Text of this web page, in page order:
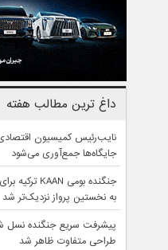
داغ ترین مطالب هفته
نایب‌رئیس کمیسیون
جایگاه‌ها جمع‌آوری می‌شود
به نخستین پرواز نزدیک‌تر شد
طراحی متفاوت ظاهر شد